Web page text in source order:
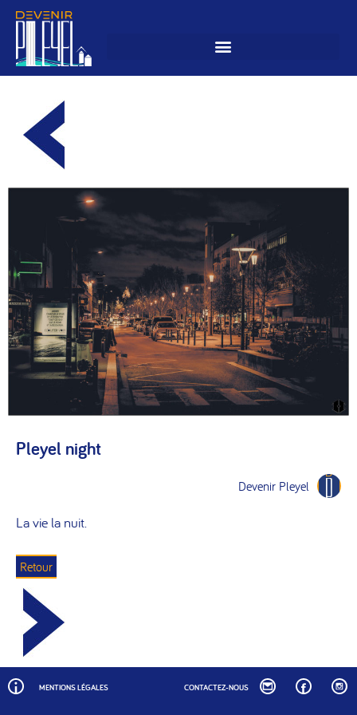
Pleyel night
Devenir Pleyel
La vie la nuit.
Retour
MENTIONS LÉGALES CONTACTEZ-NOUS